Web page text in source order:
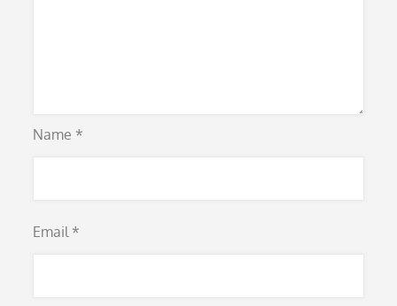
Name *
Email *